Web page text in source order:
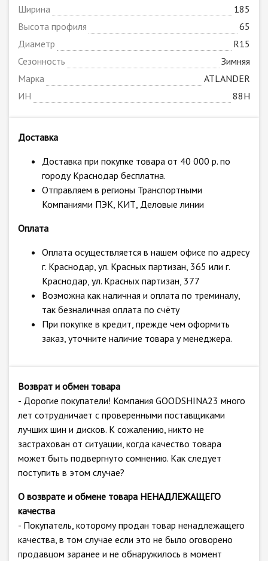
Ширина
185
Высота профиля
65
Диаметр
R15
Сезонность
Зимняя
Марка
ATLANDER
ИН
88H
Доставка
Доставка при покупке товара от 40 000 р. по
городу Краснодар бесплатна.
Отправляем в регионы Транспортными
Компаниями ПЭК, КИТ, Деловые линии
Оплата
Оплата осуществляется в нашем офисе по адресу
г. Краснодар, ул. Красных партизан, 365 или г.
Краснодар, ул. Красных партизан, 377
Возможна как наличная и оплата по треминалу,
так безналичная оплата по счёту
При покупке в кредит, прежде чем оформить
заказ, уточните наличие товара у менеджера.
Возврат и обмен товара
- Дорогие покупатели! Компания GOODSHINA23 много
лет сотрудничает с проверенными поставщиками
лучших шин и дисков. К сожалению, никто не
застрахован от ситуации, когда качество товара
может быть подвергнуто сомнению. Как следует
поступить в этом случае?
О возврате и обмене товара НЕНАДЛЕЖАЩЕГО
качества
- Покупатель, которому продан товар ненадлежащего
качества, в том случае если это не было оговорено
продавцом заранее и не обнаружилось в момент